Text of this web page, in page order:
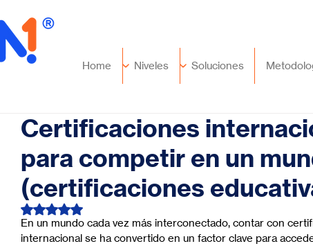
Home Niveles Soluciones
Certificaciones
para competir en un
(certificaciones
Obtuvo NaN de 5 estrellas.
En un mundo cada vez más interconectado, contar con
internacional se ha convertido en un factor clave para